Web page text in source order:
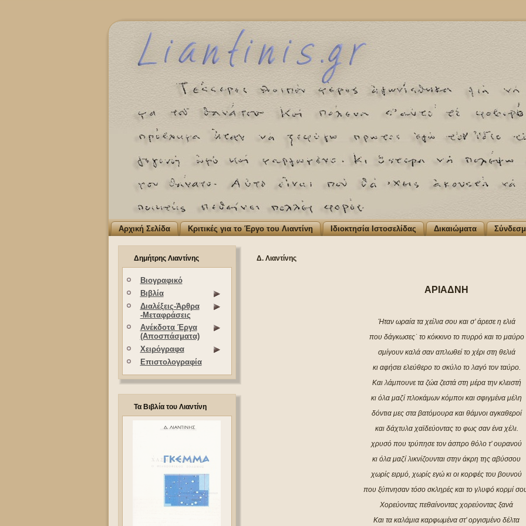
Αρχική Σελίδα Κριτικές για το Έργο του Λιαντίνη Ιδιοκτησία Ιστοσελίδας Δικαιώματα
Δημήτρης Λιαντίνης
Βιογραφικό
Βιβλία
Διαλέξεις-Άρθρα
-Μεταφράσεις
Ανέκδοτα Έργα
(Αποσπάσματα)
Χειρόγραφα
Επιστολογραφία
Τα Βιβλία του Λιαντίνη
Δ. Λιαντίνης
ΑΡΙΑΔΝΗ
Ήταν ωραία τα χείλια σου και σ’ άρεσε η ελιά
που δάγκωσες˙ το κόκκινο το πυρρό και το μαύρο
σμίγουν καλά σαν απλωθεί το χέρι στη θελιά
κι αφήσει ελεύθερο το σκύλο το λαγό τον ταύρο.
Και λάμπουνε τα ζώα ζεστά στη μέρα την κλειστή
κι όλα μαζί πλοκάμων κόμποι και σφιγμένα μέλη
δόντια μες στα βατόμουρα και θάμνοι αγκαθεροί
και δάχτυλα χαϊδεύοντας το φως σαν ένα χέλι.
χρυσό που τρύπησε τον άσπρο θόλο τ’ ουρανού
κι όλα μαζί λικνίζουνται στην άκρη της αβύσσου
χωρίς ειρμό, χωρίς εγώ κι οι κορφές του βουνού
που ξύπνησαν τόσο σκληρές και το γλυφό κορμί
Χορεύοντας πεθαίνοντας χορεύοντας ξανά
Και τα καλάμια καρφωμένα στ’ οργισμένο δέλτα